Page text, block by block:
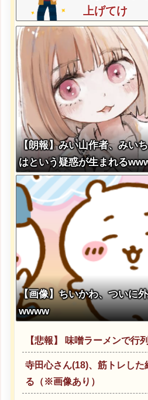
上げてけ
【朗報】みい山作者、みい
はという疑惑が生まれる
【画像】ちいかわ、ついに
wwww
【悲報】 味噌ラーメンで行
寺田心さん(18)、筋トレした
る（※画像あり）